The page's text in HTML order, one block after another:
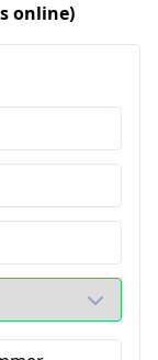
online)